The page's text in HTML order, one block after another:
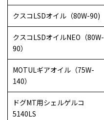
クスコLSDオイル（80W-90)
クスコLSDオイルNEO（80W-
90）
MOTULギアオイル（75W-
140）
ドグMT用シェルゲルコ
5140LS